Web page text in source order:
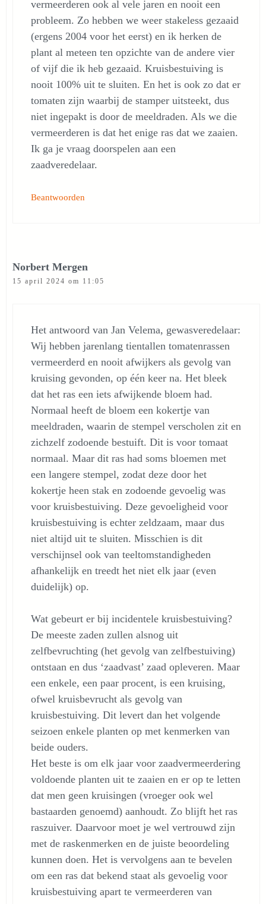
vermeerderen ook al vele jaren en nooit een
probleem. Zo hebben we weer stakeless gezaaid
(ergens 2004 voor het eerst) en ik herken de
plant al meteen ten opzichte van de andere vier
of vijf die ik heb gezaaid. Kruisbestuiving is
nooit 100% uit te sluiten. En het is ook zo dat er
tomaten zijn waarbij de stamper uitsteekt, dus
niet ingepakt is door de meeldraden. Als we die
vermeerderen is dat het enige ras dat we zaaien.
Ik ga je vraag doorspelen aan een
zaadveredelaar.
Beantwoorden
Norbert Mergen
15 april 2024 om 11:05
Het antwoord van Jan Velema, gewasveredelaar:
Wij hebben jarenlang tientallen tomatenrassen
vermeerderd en nooit afwijkers als gevolg van
kruising gevonden, op één keer na. Het bleek
dat het ras een iets afwijkende bloem had.
Normaal heeft de bloem een kokertje van
meeldraden, waarin de stempel verscholen zit en
zichzelf zodoende bestuift. Dit is voor tomaat
normaal. Maar dit ras had soms bloemen met
een langere stempel, zodat deze door het
kokertje heen stak en zodoende gevoelig was
voor kruisbestuiving. Deze gevoeligheid voor
kruisbestuiving is echter zeldzaam, maar dus
niet altijd uit te sluiten. Misschien is dit
verschijnsel ook van teeltomstandigheden
afhankelijk en treedt het niet elk jaar (even
duidelijk) op.
Wat gebeurt er bij incidentele kruisbestuiving?
De meeste zaden zullen alsnog uit
zelfbevruchting (het gevolg van zelfbestuiving)
ontstaan en dus ‘zaadvast’ zaad opleveren. Maar
een enkele, een paar procent, is een kruising,
ofwel kruisbevrucht als gevolg van
kruisbestuiving. Dit levert dan het volgende
seizoen enkele planten op met kenmerken van
beide ouders.
Het beste is om elk jaar voor zaadvermeerdering
voldoende planten uit te zaaien en er op te letten
dat men geen kruisingen (vroeger ook wel
bastaarden genoemd) aanhoudt. Zo blijft het ras
raszuiver. Daarvoor moet je wel vertrouwd zijn
met de raskenmerken en de juiste beoordeling
kunnen doen. Het is vervolgens aan te bevelen
om een ras dat bekend staat als gevoelig voor
kruisbestuiving apart te vermeerderen van